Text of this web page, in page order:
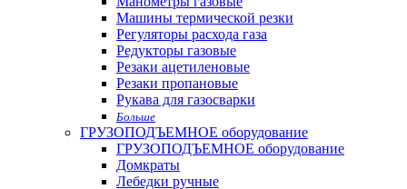
Машины термической резки
Регуляторы расхода газа
Редукторы газовые
Резаки ацетиленовые
Резаки пропановые
Рукава для газосварки
Больше
ГРУЗОПОДЪЕМНОЕ оборудование
ГРУЗОПОДЪЕМНОЕ оборудование
Домкраты
Лебедки ручные